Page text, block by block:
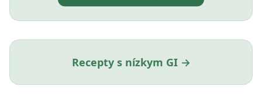
Recepty s nízkym GI →